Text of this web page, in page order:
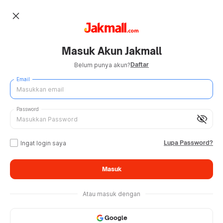
close
Masuk Akun Jakmall
Belum punya akun?Daftar
Email
visibility_off
Password
Ingat login saya Lupa Password?
Masuk
Atau masuk dengan
Google